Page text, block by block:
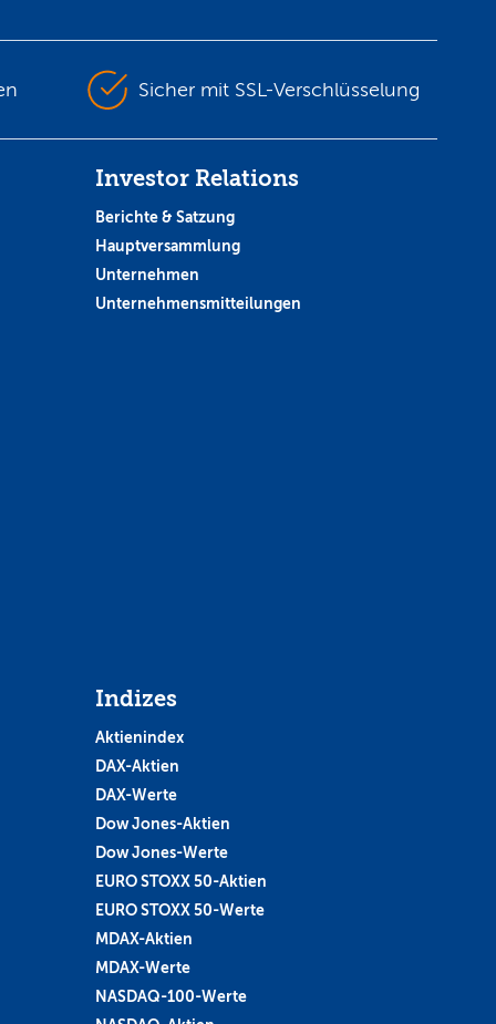
Sicher mit SSL-Verschlüsselung
Investor Relations
Berichte & Satzung
Hauptversammlung
Unternehmen
Unternehmensmitteilungen
Indizes
Aktienindex
DAX-Aktien
DAX-Werte
Dow Jones-Aktien
Dow Jones-Werte
EURO STOXX 50-Aktien
EURO STOXX 50-Werte
MDAX-Aktien
MDAX-Werte
NASDAQ-100-Werte